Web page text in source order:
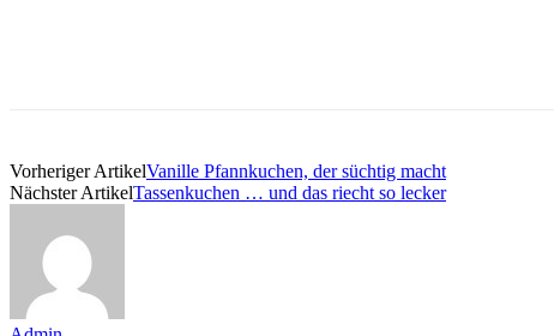
Vorheriger ArtikelVanille Pfannkuchen, der süchtig macht
Nächster ArtikelTassenkuchen … und das riecht so lecker